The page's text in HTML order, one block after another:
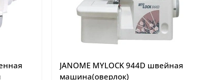
JANOME MYLOCK 944D швейная
машина(оверлок)